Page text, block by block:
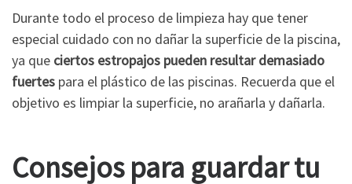
Durante todo el proceso de limpieza hay que tener
especial cuidado con no dañar la superficie de la piscina,
ya que ciertos estropajos pueden resultar demasiado
fuertes para el plástico de las piscinas. Recuerda que el
objetivo es limpiar la superficie, no arañarla y dañarla.
Consejos para guardar tu